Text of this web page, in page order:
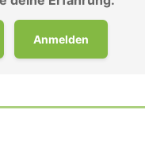
Anmelden